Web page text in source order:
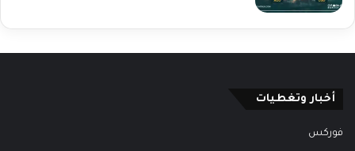
أخبار وتغطيات
فوركس